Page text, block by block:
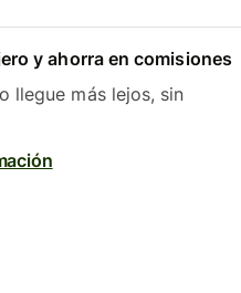
y ahorra en comisiones
llegue más lejos, sin